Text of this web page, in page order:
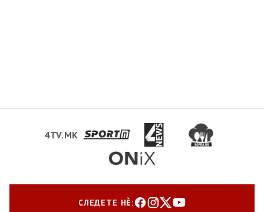
4TV.MK
СЛЕДЕТЕ НЀ: